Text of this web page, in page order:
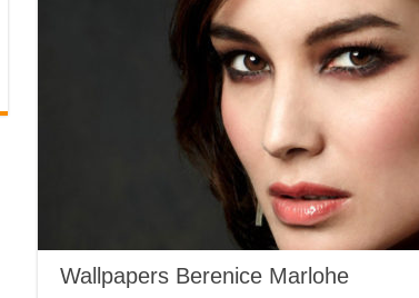
Wallpapers Berenice Marlohe